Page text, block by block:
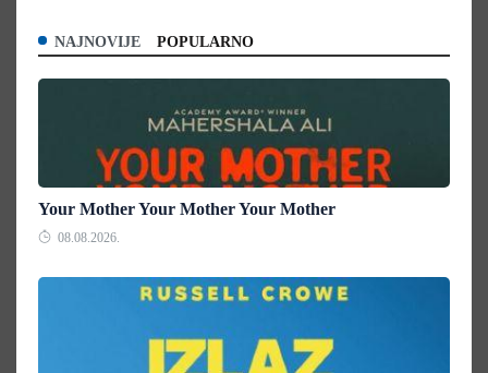
NAJNOVIJE POPULARNO
Your Mother Your Mother Your Mother
08.08.2026.